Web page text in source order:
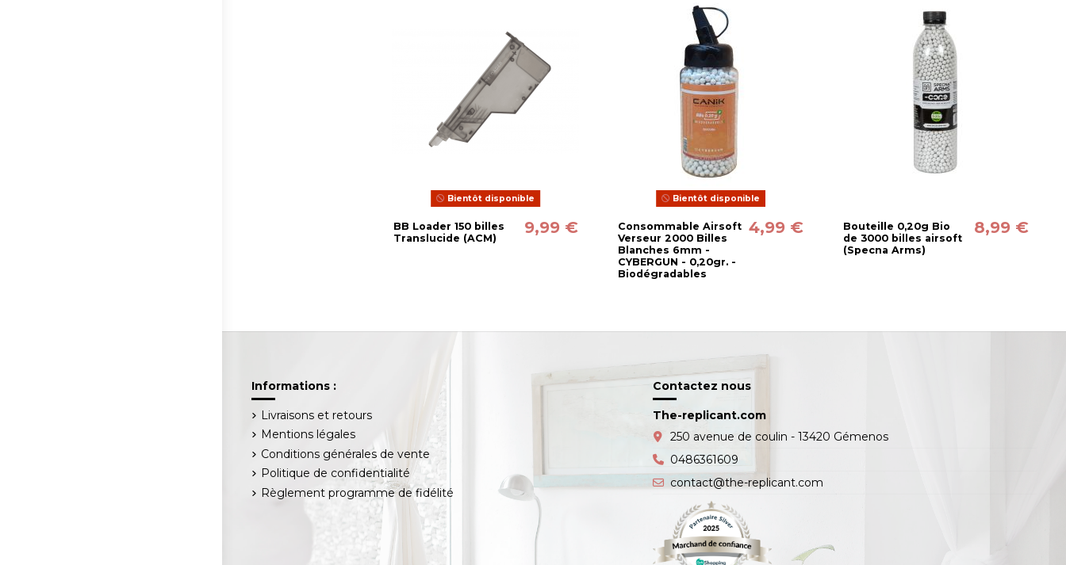
Bientôt disponible
BB Loader 150 billes
Translucide (ACM)
9,99 €
Bientôt disponible
Consommable Airsoft
Verseur 2000 Billes
Blanches 6mm -
CYBERGUN - 0,20gr. -
Biodégradables
4,99 €
Bouteille 0,20g Bio
de 3000 billes airsoft
(Specna Arms)
8,99 €
Informations :
Livraisons et retours
Mentions légales
Conditions générales de vente
Politique de confidentialité
Règlement programme de fidélité
Contactez nous
The-replicant.com
250 avenue de coulin - 13420 Gémenos
0486361609
contact@the-replicant.com